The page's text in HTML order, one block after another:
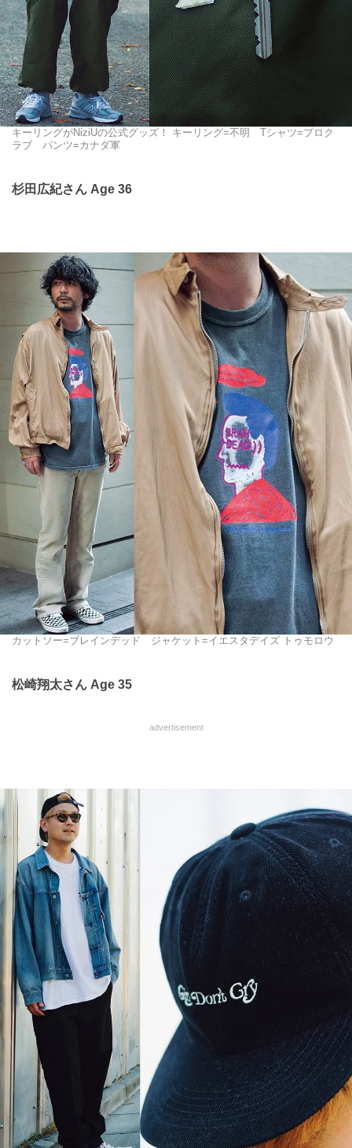
キーリングがNiziUの公式グッズ！ キーリング=不明 Tシャツ=プロク
ラブ パンツ=カナダ軍
杉田広紀さん Age 36
カットソー=ブレインデッド ジャケット=イエスタデイズ トゥモロウ
松崎翔太さん Age 35
advertisement